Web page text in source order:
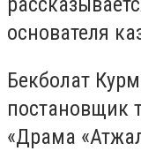
основателя
Бекболат
постановщик
«Драма